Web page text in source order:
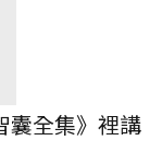
囊全集》裡講